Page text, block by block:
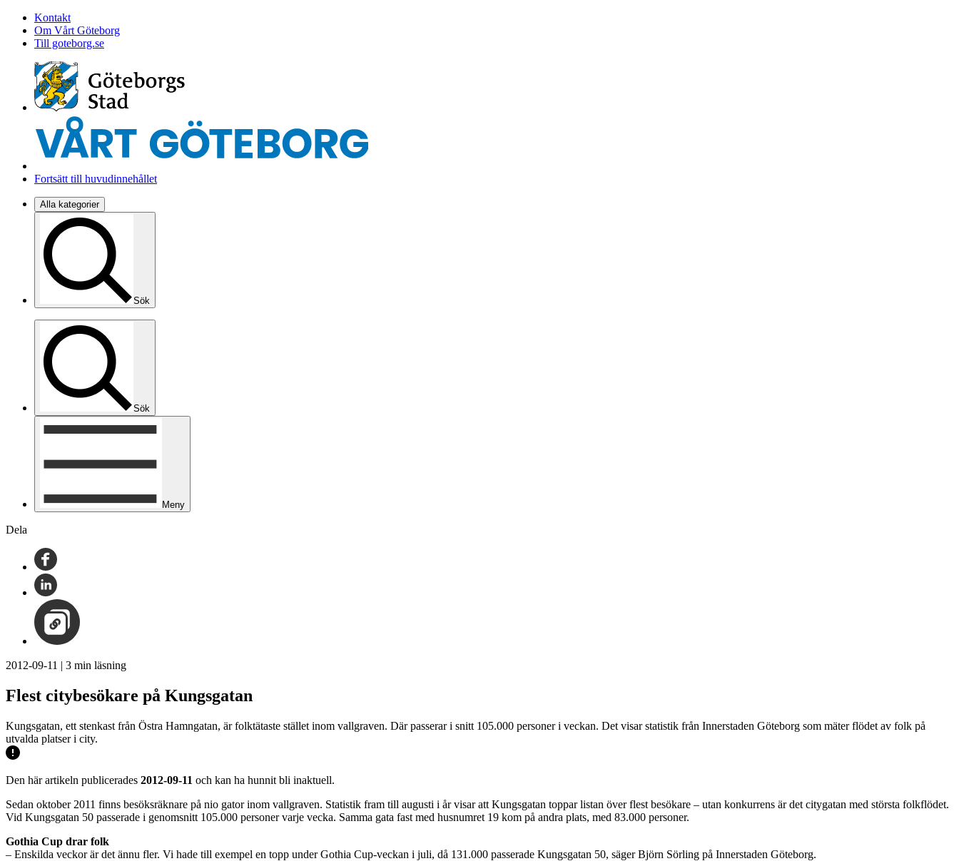
Kontakt
Om Vårt Göteborg
Till goteborg.se
Fortsätt till huvudinnehållet
Alla kategorier
Sök
Sök
Meny
Dela
2012-09-11 | 3 min läsning
Flest citybesökare på Kungsgatan
Kungsgatan, ett stenkast från Östra Hamngatan, är folktätaste stället inom vallgraven. Där passerar i snitt 105.000 personer i veckan. Det visar statistik från Innerstaden Göteborg som mäter flödet av folk på
utvalda platser i city.
Den här artikeln publicerades 2012-09-11 och kan ha hunnit bli inaktuell.
Sedan oktober 2011 finns besöksräknare på nio gator inom vallgraven. Statistik fram till augusti i år visar att Kungsgatan toppar listan över flest besökare – utan konkurrens är det citygatan med största folkflödet.
Vid Kungsgatan 50 passerade i genomsnitt 105.000 personer varje vecka. Samma gata fast med husnumret 19 kom på andra plats, med 83.000 personer.
Gothia Cup drar folk
– Enskilda veckor är det ännu fler. Vi hade till exempel en topp under Gothia Cup-veckan i juli, då 131.000 passerade Kungsgatan 50, säger Björn Sörling på Innerstaden Göteborg.